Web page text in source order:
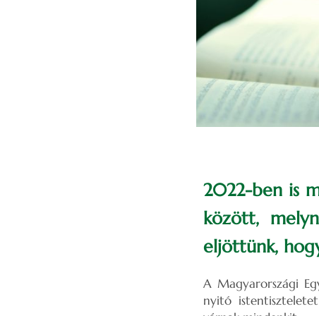
2022-ben is
között,
eljöttünk,
A Magyarországi
nyitó